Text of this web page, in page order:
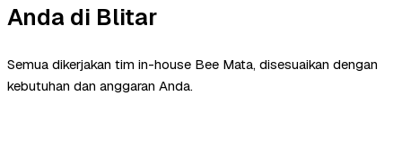
Anda di Blitar
Semua dikerjakan tim in-house Bee Mata, disesuaikan dengan
kebutuhan dan anggaran Anda.